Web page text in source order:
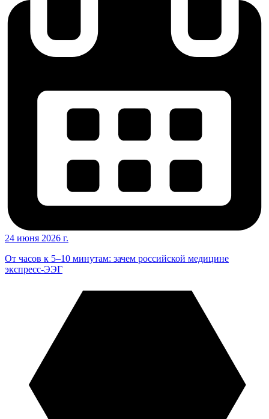
24 июня 2026 г.
От часов к 5–10 минутам: зачем российской медицине
экспресс-ЭЭГ